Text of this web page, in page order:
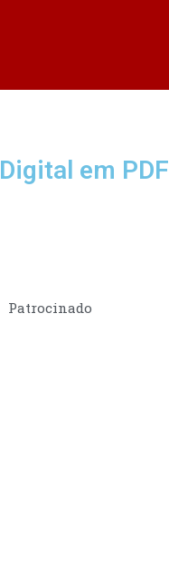
Digital em PDF
Patrocinado